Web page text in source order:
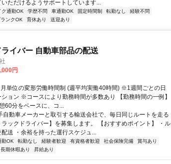
ただけるようサポートしています...
ク通勤OK 学歴不問 車通勤OK 固定時間制 転勤なし
経験不問
ランクOK 育休あり 送迎あり
イバー 自動車部品の配送
円
月単位の変形労働時間制 (週平均実働40時間) ※1週間ごとの日
ョン ※コースにより勤務時間が多数あり 【勤務時間の一例】
60分をベースに、コ...
自動車メーカーと取引する輸送会社で、毎日同じルートを走る
ラックドライバー】を募集します。 【おすすめポイント】 ・ル
送 ・余裕を持った運行スケジュ...
勤OK 転勤なし 経験者歓迎 有資格者歓迎 社会保険完備
賞与あり
長期休暇あり 昇給あり